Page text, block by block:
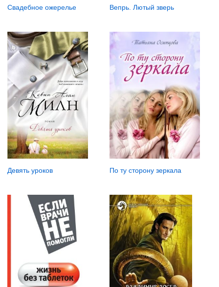
Свадебное ожерелье Вепрь. Лютый зверь
Девять уроков По ту сторону зеркала